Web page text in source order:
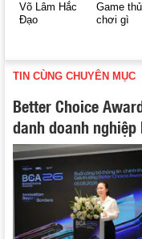
Võ Lâm Hắc
Đạo
Game thủ
chơi gì
TIN CÙNG CHUYÊN MỤC
Better Choice
danh doanh